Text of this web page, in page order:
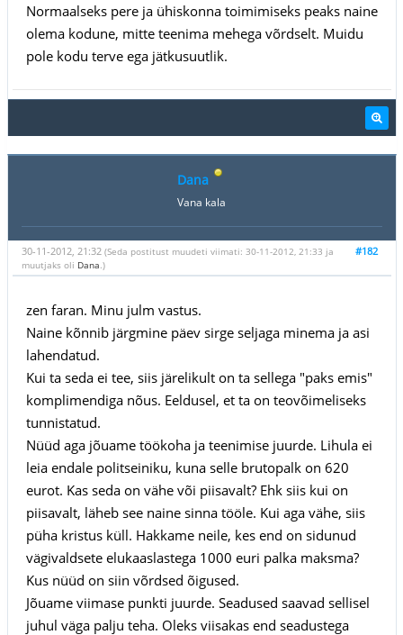
Normaalseks pere ja ühiskonna toimimiseks peaks naine
olema kodune, mitte teenima mehega võrdselt. Muidu
pole kodu terve ega jätkusuutlik.
Dana
Vana kala
#182
30-11-2012, 21:32 (Seda postitust muudeti viimati: 30-11-2012, 21:33 ja
muutjaks oli Dana .)
zen faran. Minu julm vastus.
Naine kõnnib järgmine päev sirge seljaga minema ja asi
lahendatud.
Kui ta seda ei tee, siis järelikult on ta sellega "paks emis"
komplimendiga nõus. Eeldusel, et ta on teovõimeliseks
tunnistatud.
Nüüd aga jõuame töökoha ja teenimise juurde. Lihula ei
leia endale politseiniku, kuna selle brutopalk on 620
eurot. Kas seda on vähe või piisavalt? Ehk siis kui on
piisavalt, läheb see naine sinna tööle. Kui aga vähe, siis
püha kristus küll. Hakkame neile, kes end on sidunud
vägivaldsete elukaaslastega 1000 euri palka maksma?
Kus nüüd on siin võrdsed õigused.
Jõuame viimase punkti juurde. Seadused saavad sellisel
juhul väga palju teha. Oleks viisakas end seadustega